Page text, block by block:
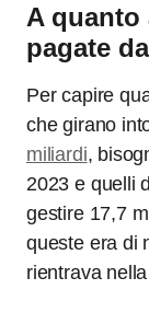
A quanto
pagate
Per capire
che girano
miliardi,
2023 e quelli
gestire 17,7
queste era di
rientrava